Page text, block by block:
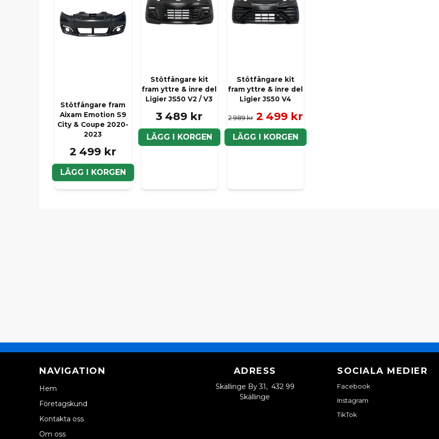
Stötfångare fram
Aixam Emotion S9
City & Coupe 2020-
2023
2 499 kr
LÄGG I KORGEN
Stötfångare kit
fram yttre & inre del
Ligier JS50 V2 / V3
3 489 kr
LÄGG I KORGEN
Stötfångare kit
fram yttre & inre del
Ligier JS50 V4
2 989 kr 2 499 kr
LÄGG I KORGEN
NAVIGATION
Hem
Företagskund
Kontakta oss
Om oss
ADRESS
Skällinge By 31, 432 99
Skällinge
SOCIALA MEDIER
Facebook
Instagram
TikTok